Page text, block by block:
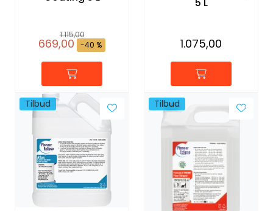
1.115,00
669,00 -40 %
5 L
1.075,00
Tilbud Tilbud